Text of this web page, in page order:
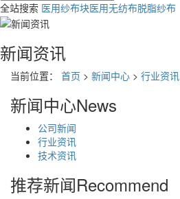
全站搜索 医用纱布块医用无纺布脱脂纱布
新闻资讯
当前位置： 首页 > 新闻中心 > 行业资讯
新闻中心News
公司新闻
行业资讯
技术资讯
推荐新闻Recommend